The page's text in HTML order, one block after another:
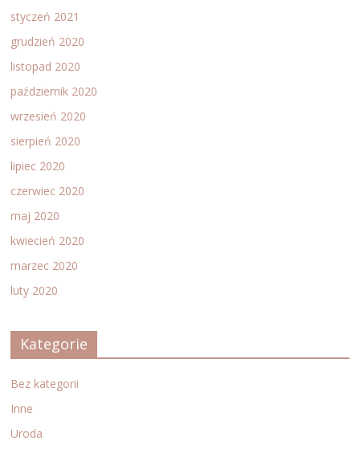
styczeń 2021
grudzień 2020
listopad 2020
październik 2020
wrzesień 2020
sierpień 2020
lipiec 2020
czerwiec 2020
maj 2020
kwiecień 2020
marzec 2020
luty 2020
Kategorie
Bez kategorii
Inne
Uroda